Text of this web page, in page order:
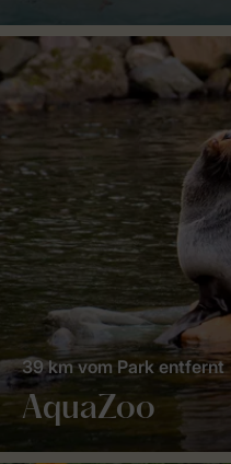
AquaZoo
39 km vom Park entfernt